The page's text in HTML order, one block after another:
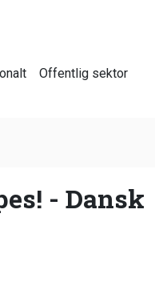
Offentlig sektor
- Dansk